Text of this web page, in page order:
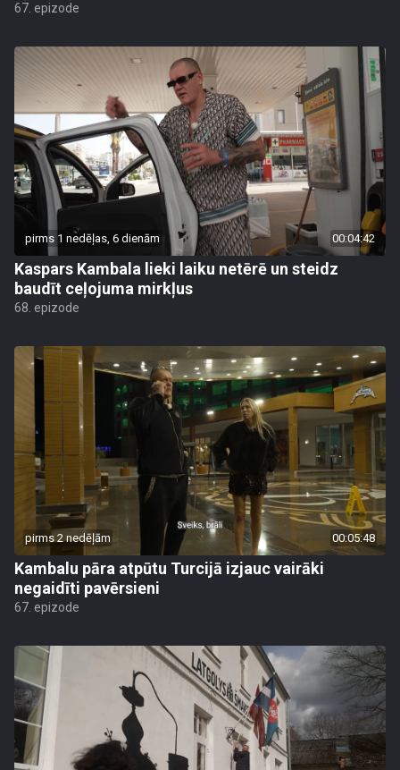
67. epizode
pirms 1 nedēļas, 6 dienām 00:04:42
Kaspars Kambala lieki laiku netērē un steidz
baudīt ceļojuma mirkļus
68. epizode
pirms 2 nedēļām 00:05:48
Kambalu pāra atpūtu Turcijā izjauc vairāki
negaidīti pavērsieni
67. epizode